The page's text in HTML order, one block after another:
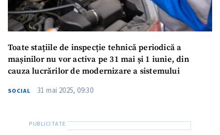
Toate stațiile de inspecție tehnică periodică a
mașinilor nu vor activa pe 31 mai și 1 iunie, din
cauza lucrărilor de modernizare a sistemului
SOCIAL 31 mai 2025, 09:30